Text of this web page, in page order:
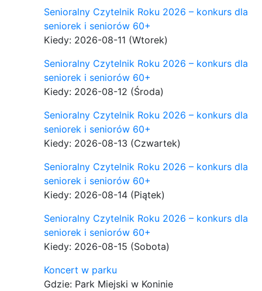
Senioralny Czytelnik Roku 2026 – konkurs dla
seniorek i seniorów 60+
Kiedy: 2026-08-11 (Wtorek)
Senioralny Czytelnik Roku 2026 – konkurs dla
seniorek i seniorów 60+
Kiedy: 2026-08-12 (Środa)
Senioralny Czytelnik Roku 2026 – konkurs dla
seniorek i seniorów 60+
Kiedy: 2026-08-13 (Czwartek)
Senioralny Czytelnik Roku 2026 – konkurs dla
seniorek i seniorów 60+
Kiedy: 2026-08-14 (Piątek)
Senioralny Czytelnik Roku 2026 – konkurs dla
seniorek i seniorów 60+
Kiedy: 2026-08-15 (Sobota)
Koncert w parku
Gdzie: Park Miejski w Koninie